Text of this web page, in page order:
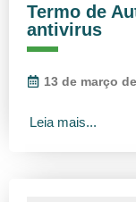
Termo de
antivirus
13 de março
Leia mais...